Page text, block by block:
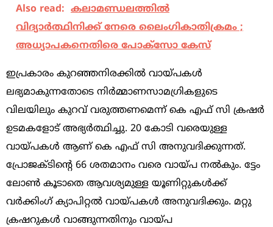
Also read: കലാമണ്ഡലത്തില്‍
വിദ്യാര്‍ത്ഥിനിക്ക് നേരെ ലൈംഗികാതിക്രമം ;
അധ്യാപകനെതിരെ പോക്‌സോ കേസ്
ഇപ്രകാരം കുറഞ്ഞനിരക്കില്‍ വായ്പകള്‍
ലഭ്യമാകുന്നതോടെ നിര്‍മ്മാണസാമഗ്രികളുടെ
വിലയിലും കുറവ് വരുത്തണമെന്ന് കെ എഫ് സി ക്രഷര്‍
ഉടമകളോട് അഭ്യര്‍ത്ഥിച്ചു. 20 കോടി വരെയുള്ള
വായ്പകള്‍ ആണ് കെ എഫ് സി അനുവദിക്കുന്നത്.
പ്രോജക്ടിന്റെ 66 ശതമാനം വരെ വായ്പ നല്‍കും. ട്ടേം
ലോണ്‍ കൂടാതെ ആവശ്യമുള്ള യൂണിറ്റുകള്‍ക്ക്
വര്‍ക്കിംഗ് ക്യാപിറ്റല്‍ വായ്പകള്‍ അനുവദിക്കും. മറ്റു
ക്രഷറുകള്‍ വാങ്ങുന്നതിനും വായ്പ